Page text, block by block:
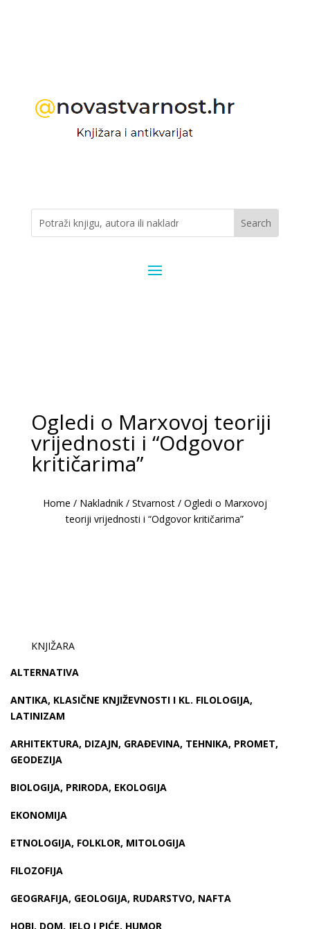
Ogledi o Marxovoj teoriji
vrijednosti i “Odgovor
kritičarima”
Home / Nakladnik/ Stvarnost/ Ogledi o Marxovoj
teoriji vrijednosti i “Odgovor kritičarima”
KNJIŽARA
ALTERNATIVA
ANTIKA, KLASIČNE KNJIŽEVNOSTI I KL. FILOLOGIJA,
LATINIZAM
ARHITEKTURA, DIZAJN, GRAĐEVINA, TEHNIKA, PROMET,
GEODEZIJA
BIOLOGIJA, PRIRODA, EKOLOGIJA
EKONOMIJA
ETNOLOGIJA, FOLKLOR, MITOLOGIJA
FILOZOFIJA
GEOGRAFIJA, GEOLOGIJA, RUDARSTVO, NAFTA
HOBI, DOM, JELO I PIĆE, HUMOR